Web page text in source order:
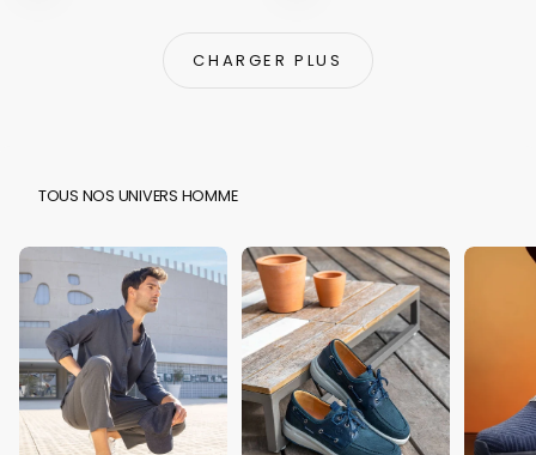
CHARGER PLUS
TOUS NOS UNIVERS HOMME